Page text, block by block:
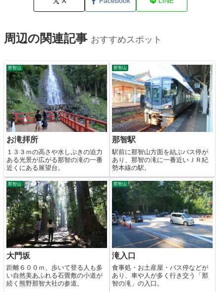
周辺の関連記事 おすすめスポット
那智山
お滝拝所
１３３ｍの高さや水しぶきの迫力
ある光景が広がる那智の滝の一番
近くにある展望台。
那智山
那智駅
駅前に那智山方面を結ぶバス停が
あり、那智の滝に一番近いＪＲ紀
勢本線の駅。
那智山
大門坂
距離６００ｍ、歩いて登る人も多
い自然美あふれる石畳敷の小道が
続く熊野那智大社の参道。
那智山
滝入口
食事処・お土産屋・バス停などが
あり、車や人が多く行き交う「那
智の滝」の入口。